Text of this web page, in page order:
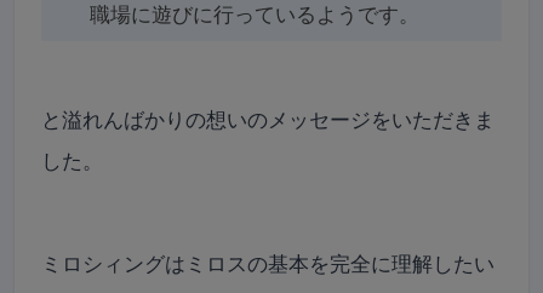
職場に遊びに行っているようです。
と溢れんばかりの想いのメッセージをいただきま
した。
ミロシィングはミロスの基本を完全に理解したい